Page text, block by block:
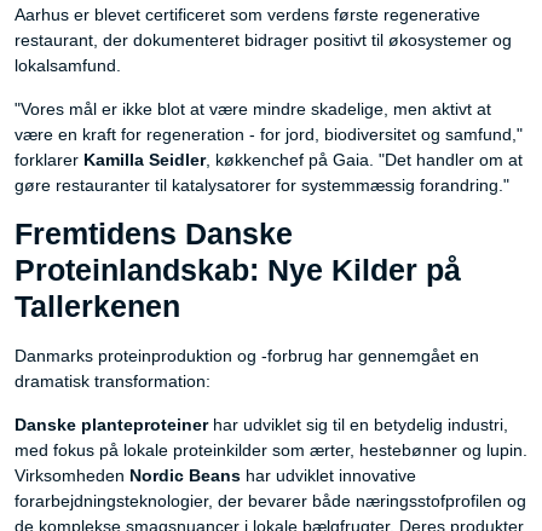
Aarhus er blevet certificeret som verdens første regenerative
restaurant, der dokumenteret bidrager positivt til økosystemer og
lokalsamfund.
"Vores mål er ikke blot at være mindre skadelige, men aktivt at
være en kraft for regeneration - for jord, biodiversitet og samfund,"
forklarer Kamilla Seidler, køkkenchef på Gaia. "Det handler om at
gøre restauranter til katalysatorer for systemmæssig forandring."
Fremtidens Danske
Proteinlandskab: Nye Kilder på
Tallerkenen
Danmarks proteinproduktion og -forbrug har gennemgået en
dramatisk transformation:
Danske planteproteinerhar udviklet sig til en betydelig industri,
med fokus på lokale proteinkilder som ærter, hestebønner og lupin.
Virksomheden Nordic Beans har udviklet innovative
forarbejdningsteknologier, der bevarer både næringsstofprofilen og
de komplekse smagsnuancer i lokale bælgfrugter. Deres produkter